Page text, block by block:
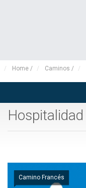
Home / Caminos /
Hospitalidad
Camino Francés